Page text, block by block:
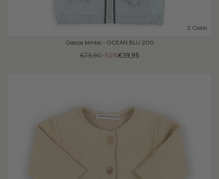
2 Colori
Giacca bimbo - OCEAN BLU 200
-50%
€79,90 €39,95